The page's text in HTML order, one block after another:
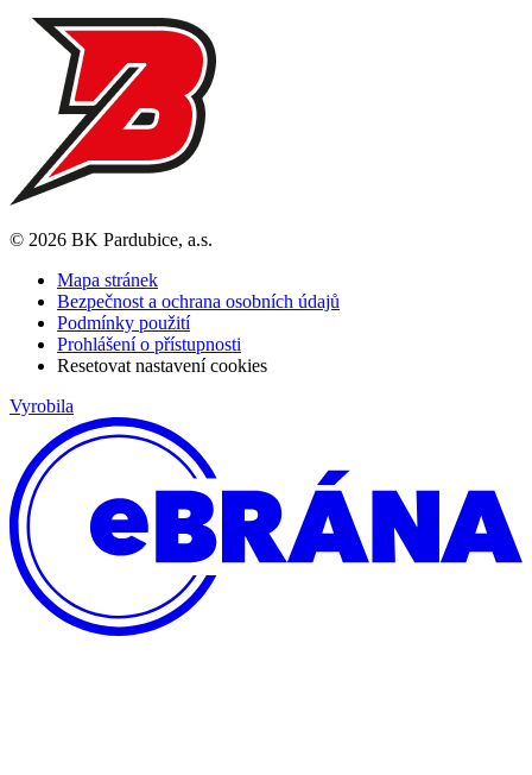
© 2026 BK Pardubice, a.s.
Mapa stránek
Bezpečnost a ochrana osobních údajů
Podmínky použití
Prohlášení o přístupnosti
Resetovat nastavení cookies
Vyrobila